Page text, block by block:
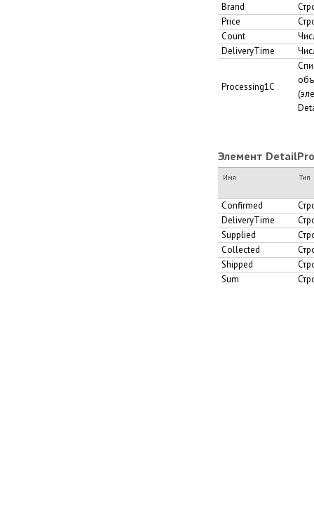
Brand
Price
Count
DeliveryTime
Processing1C
Элемент
Имя Тип
Confirmed
DeliveryTime
Supplied
Collected
Shipped
Sum